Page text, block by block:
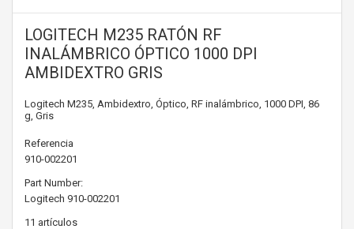
LOGITECH M235 RATÓN RF
INALÁMBRICO ÓPTICO 1000 DPI
AMBIDEXTRO GRIS
Logitech M235, Ambidextro, Óptico, RF inalámbrico, 1000 DPI, 86
g, Gris
Referencia
910-002201
Part Number:
Logitech 910-002201
11 artículos